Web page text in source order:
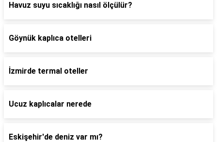
Havuz suyu sıcaklığı nasıl ölçülür?
Göynük kaplıca otelleri
İzmirde termal oteller
Ucuz kaplıcalar nerede
Eskişehir'de deniz var mı?